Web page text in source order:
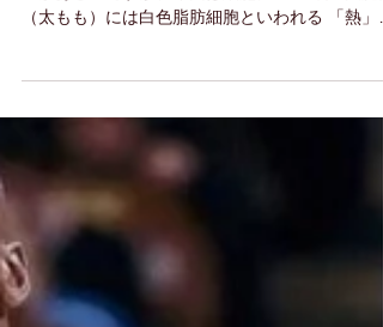
スクワット
ダイエットにはスクワットが効果的！ 理由はい
つかあるのですが、今回は細胞について。 大腿
（太もも）には白色脂肪細胞といわれる 「熱」
生み出す細胞が多く存在しています。 スクワッ
を行うことによりこの白色脂肪細胞をたっぷり刺
激し熱を生み出すことで、...